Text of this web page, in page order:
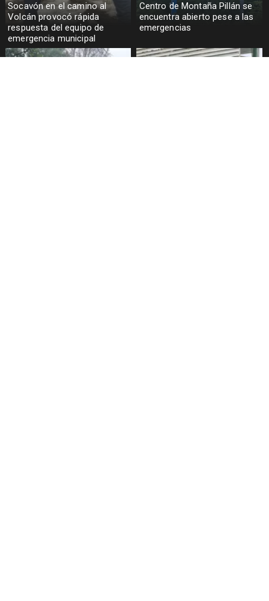
Socavón en el camino al
Volcán provocó rápida
respuesta del equipo de
emergencia municipal
Centro de Montaña Pillán se
encuentra abierto pese a las
emergencias